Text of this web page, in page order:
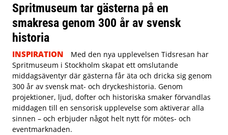
Spritmuseum tar gästerna på en
smakresa genom 300 år av svensk
historia
INSPIRATION
Med den nya upplevelsen Tidsresan har
Spritmuseum i Stockholm skapat ett omslutande
middagsäventyr där gästerna får äta och dricka sig genom
300 år av svensk mat- och dryckeshistoria. Genom
projektioner, ljud, dofter och historiska smaker förvandlas
middagen till en sensorisk upplevelse som aktiverar alla
sinnen – och erbjuder något helt nytt för mötes- och
eventmarknaden.